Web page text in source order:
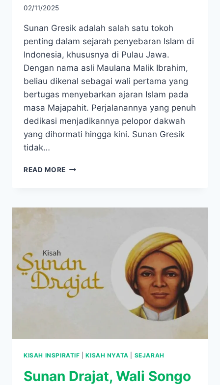
02/11/2025
Sunan Gresik adalah salah satu tokoh
penting dalam sejarah penyebaran Islam di
Indonesia, khususnya di Pulau Jawa.
Dengan nama asli Maulana Malik Ibrahim,
beliau dikenal sebagai wali pertama yang
bertugas menyebarkan ajaran Islam pada
masa Majapahit. Perjalanannya yang penuh
dedikasi menjadikannya pelopor dakwah
yang dihormati hingga kini. Sunan Gresik
tidak…
READ MORE SUNAN
PERTAMA
JAWA
KISAH INSPIRATIF |KISAH NYATA SEJARAH
Sunan Drajat, Wali Songo